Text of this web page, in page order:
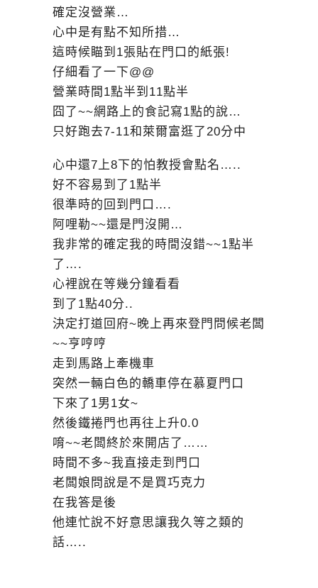
確定沒營業…
心中是有點不知所措…
這時候瞄到1張貼在門口的紙張!
仔細看了一下@@
營業時間1點半到11點半
囧了~~網路上的食記寫1點的說…
只好跑去7-11和萊爾富逛了20分中
心中還7上8下的怕教授會點名…..
好不容易到了1點半
很準時的回到門口….
阿哩勒~~還是門沒開…
我非常的確定我的時間沒錯~~1點半
了….
心裡說在等幾分鐘看看
到了1點40分..
決定打道回府~晚上再來登門問候老闆
~~亨哼哼
走到馬路上牽機車
突然一輛白色的轎車停在慕夏門口
下來了1男1女~
然後鐵捲門也再往上升0.0
唷~~老闆終於來開店了……
時間不多~我直接走到門口
老闆娘問說是不是買巧克力
在我答是後
他連忙說不好意思讓我久等之類的
話…..